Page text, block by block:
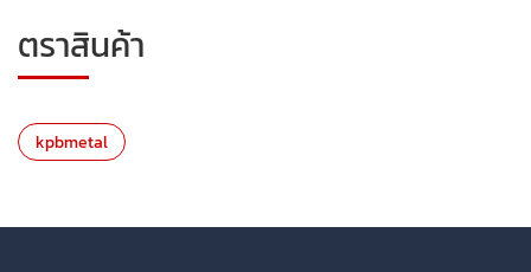
ตราสินค้า
kpbmetal